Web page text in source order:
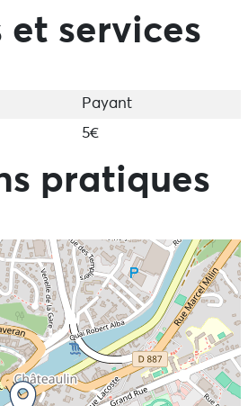
et services
Payant
5€
pratiques